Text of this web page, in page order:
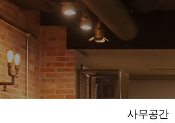
사무공간